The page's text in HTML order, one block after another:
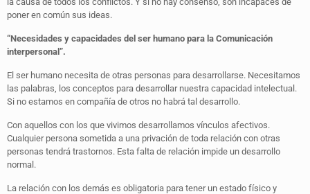
poner en común sus ideas.
“Necesidades y capacidades del ser humano para la Comunicación
interpersonal”.
El ser humano necesita de otras personas para desarrollarse. Necesitamos
las palabras, los conceptos para desarrollar nuestra capacidad intelectual.
Si no estamos en compañía de otros no habrá tal desarrollo.
Con aquellos con los que vivimos desarrollamos vínculos afectivos.
Cualquier persona sometida a una privación de toda relación con otras
personas tendrá trastornos. Esta falta de relación impide un desarrollo
normal.
La relación con los demás es obligatoria para tener un estado físico y